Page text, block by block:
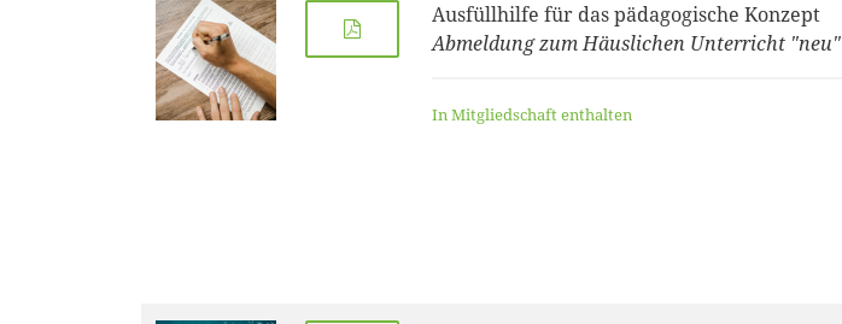
Ausfüllhilfe für das pädagogische Konzept
Abmeldung zum Häuslichen Unterricht "neu"
In Mitgliedschaft enthalten